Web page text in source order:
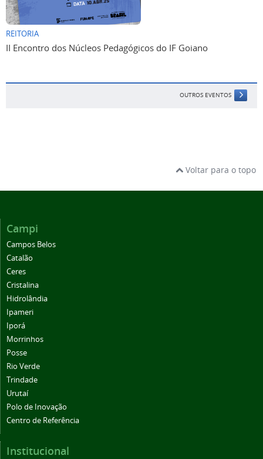
REITORIA
II Encontro dos Núcleos Pedagógicos do IF Goiano
OUTROS EVENTOS
Voltar para o topo
Campi
Campos Belos
Catalão
Ceres
Cristalina
Hidrolândia
Ipameri
Iporá
Morrinhos
Posse
Rio Verde
Trindade
Urutaí
Polo de Inovação
Centro de Referência
Institucional